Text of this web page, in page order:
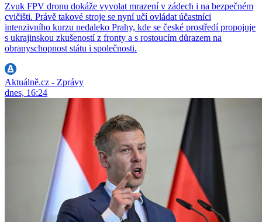
Zvuk FPV dronu dokáže vyvolat mrazení v zádech i na bezpečném
cvičišti. Právě takové stroje se nyní učí ovládat účastníci
intenzivního kurzu nedaleko Prahy, kde se české prostředí propojuje
s ukrajinskou zkušeností z fronty a s rostoucím důrazem na
obranyschopnost státu i společnosti.
Aktuálně.cz - Zprávy
dnes, 16:24